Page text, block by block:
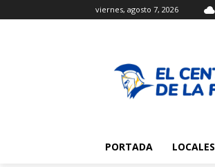
viernes, agosto 7, 2026
PORTADA LOCALES